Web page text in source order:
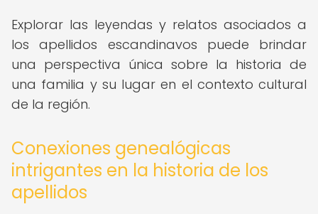
Explorar las leyendas y relatos asociados a
los apellidos escandinavos puede brindar
una perspectiva única sobre la historia de
una familia y su lugar en el contexto cultural
de la región.
Conexiones genealógicas
intrigantes en la historia de los
apellidos